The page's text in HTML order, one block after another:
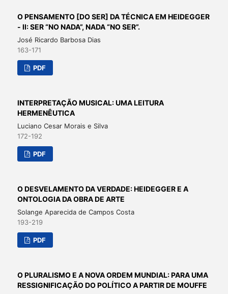
O PENSAMENTO [DO SER] DA TÉCNICA EM HEIDEGGER
- II: SER “NO NADA”, NADA “NO SER”.
José Ricardo Barbosa Dias
163-171
PDF
INTERPRETAÇÃO MUSICAL: UMA LEITURA
HERMENÊUTICA
Luciano Cesar Morais e Silva
172-192
PDF
O DESVELAMENTO DA VERDADE: HEIDEGGER E A
ONTOLOGIA DA OBRA DE ARTE
Solange Aparecida de Campos Costa
193-219
PDF
O PLURALISMO E A NOVA ORDEM MUNDIAL: PARA UMA
RESSIGNIFICAÇÃO DO POLÍTICO A PARTIR DE MOUFFE